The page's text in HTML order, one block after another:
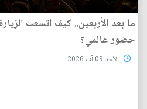
ما بعد الأربعين.. كيف اتسعت
حضور عالمي؟
الأحد 09 آب 2026